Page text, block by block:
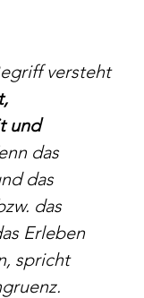
versteht
und
das
das
das
Erleben
spricht